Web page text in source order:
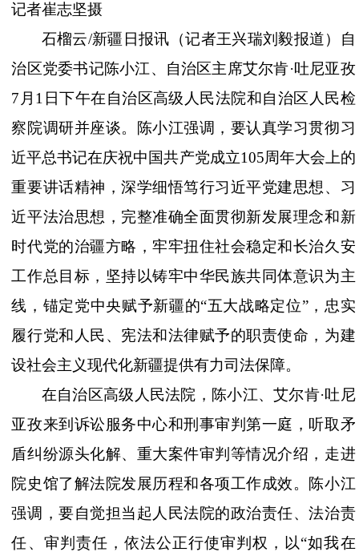
记者崔志坚摄
石榴云/新疆日报讯（记者王兴瑞刘毅报道）自
治区党委书记陈小江、自治区主席艾尔肯·吐尼亚孜
7月1日下午在自治区高级人民法院和自治区人民检
察院调研并座谈。陈小江强调，要认真学习贯彻习
近平总书记在庆祝中国共产党成立105周年大会上的
重要讲话精神，深学细悟笃行习近平党建思想、习
近平法治思想，完整准确全面贯彻新发展理念和新
时代党的治疆方略，牢牢扭住社会稳定和长治久安
工作总目标，坚持以铸牢中华民族共同体意识为主
线，锚定党中央赋予新疆的“五大战略定位”，忠实
履行党和人民、宪法和法律赋予的职责使命，为建
设社会主义现代化新疆提供有力司法保障。
在自治区高级人民法院，陈小江、艾尔肯·吐尼
亚孜来到诉讼服务中心和刑事审判第一庭，听取矛
盾纠纷源头化解、重大案件审判等情况介绍，走进
院史馆了解法院发展历程和各项工作成效。陈小江
强调，要自觉担当起人民法院的政治责任、法治责
任、审判责任，依法公正行使审判权，以“如我在